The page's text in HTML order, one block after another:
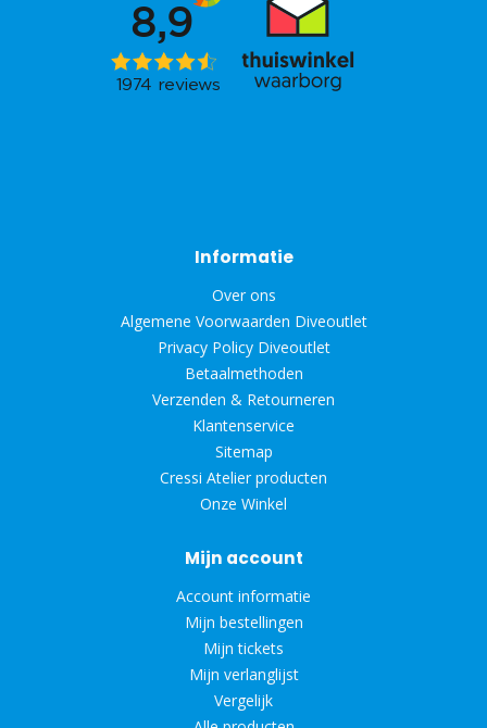
Informatie
Over ons
Algemene Voorwaarden Diveoutlet
Privacy Policy Diveoutlet
Betaalmethoden
Verzenden & Retourneren
Klantenservice
Sitemap
Cressi Atelier producten
Onze Winkel
Mijn account
Account informatie
Mijn bestellingen
Mijn tickets
Mijn verlanglijst
Vergelijk